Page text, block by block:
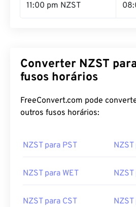
11:00 pm NZST
Converter NZST
fusos horários
FreeConvert.com pode
outros fusos horários:
NZST para PST NZST
NZST para WET NZST
NZST para CST